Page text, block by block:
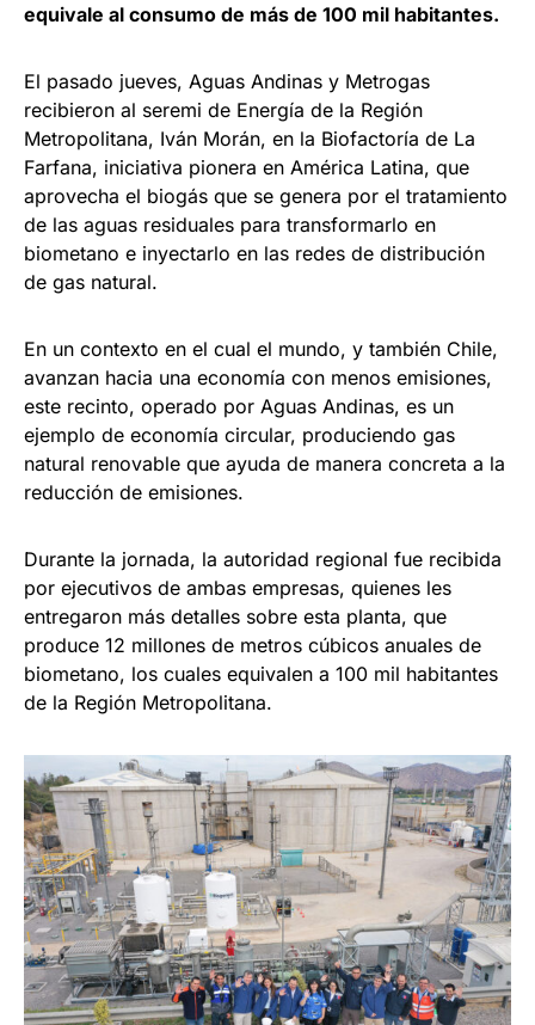
equivale al consumo de más de 100 mil habitantes.
El pasado jueves, Aguas Andinas y Metrogas
recibieron al seremi de Energía de la Región
Metropolitana, Iván Morán, en la Biofactoría de La
Farfana, iniciativa pionera en América Latina, que
aprovecha el biogás que se genera por el tratamiento
de las aguas residuales para transformarlo en
biometano e inyectarlo en las redes de distribución
de gas natural.
En un contexto en el cual el mundo, y también Chile,
avanzan hacia una economía con menos emisiones,
este recinto, operado por Aguas Andinas, es un
ejemplo de economía circular, produciendo gas
natural renovable que ayuda de manera concreta a la
reducción de emisiones.
Durante la jornada, la autoridad regional fue recibida
por ejecutivos de ambas empresas, quienes les
entregaron más detalles sobre esta planta, que
produce 12 millones de metros cúbicos anuales de
biometano, los cuales equivalen a 100 mil habitantes
de la Región Metropolitana.